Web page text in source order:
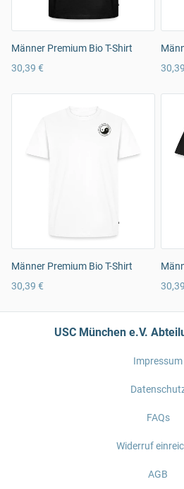
Männer Premium Bio T-Shirt
30,39 €
Männer Premium Bio T-Shirt
30,39 €
USC München e.V.
Impressum
FAQs
Widerruf
AGB